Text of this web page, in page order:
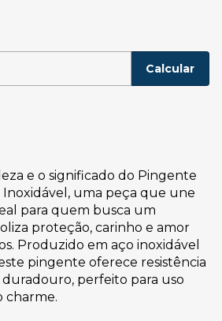
Calcular
e o significado do Pingente
uma peça que une
para quem busca um
proteção, carinho e amor
Produzido em aço inoxidável
pingente oferece resistência
perfeito para uso
charme.